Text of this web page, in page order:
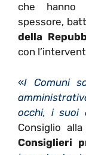
che hanno
spessore,
della
con
«I Comuni
occhi, i suoi
Consiglio alla
Consiglieri